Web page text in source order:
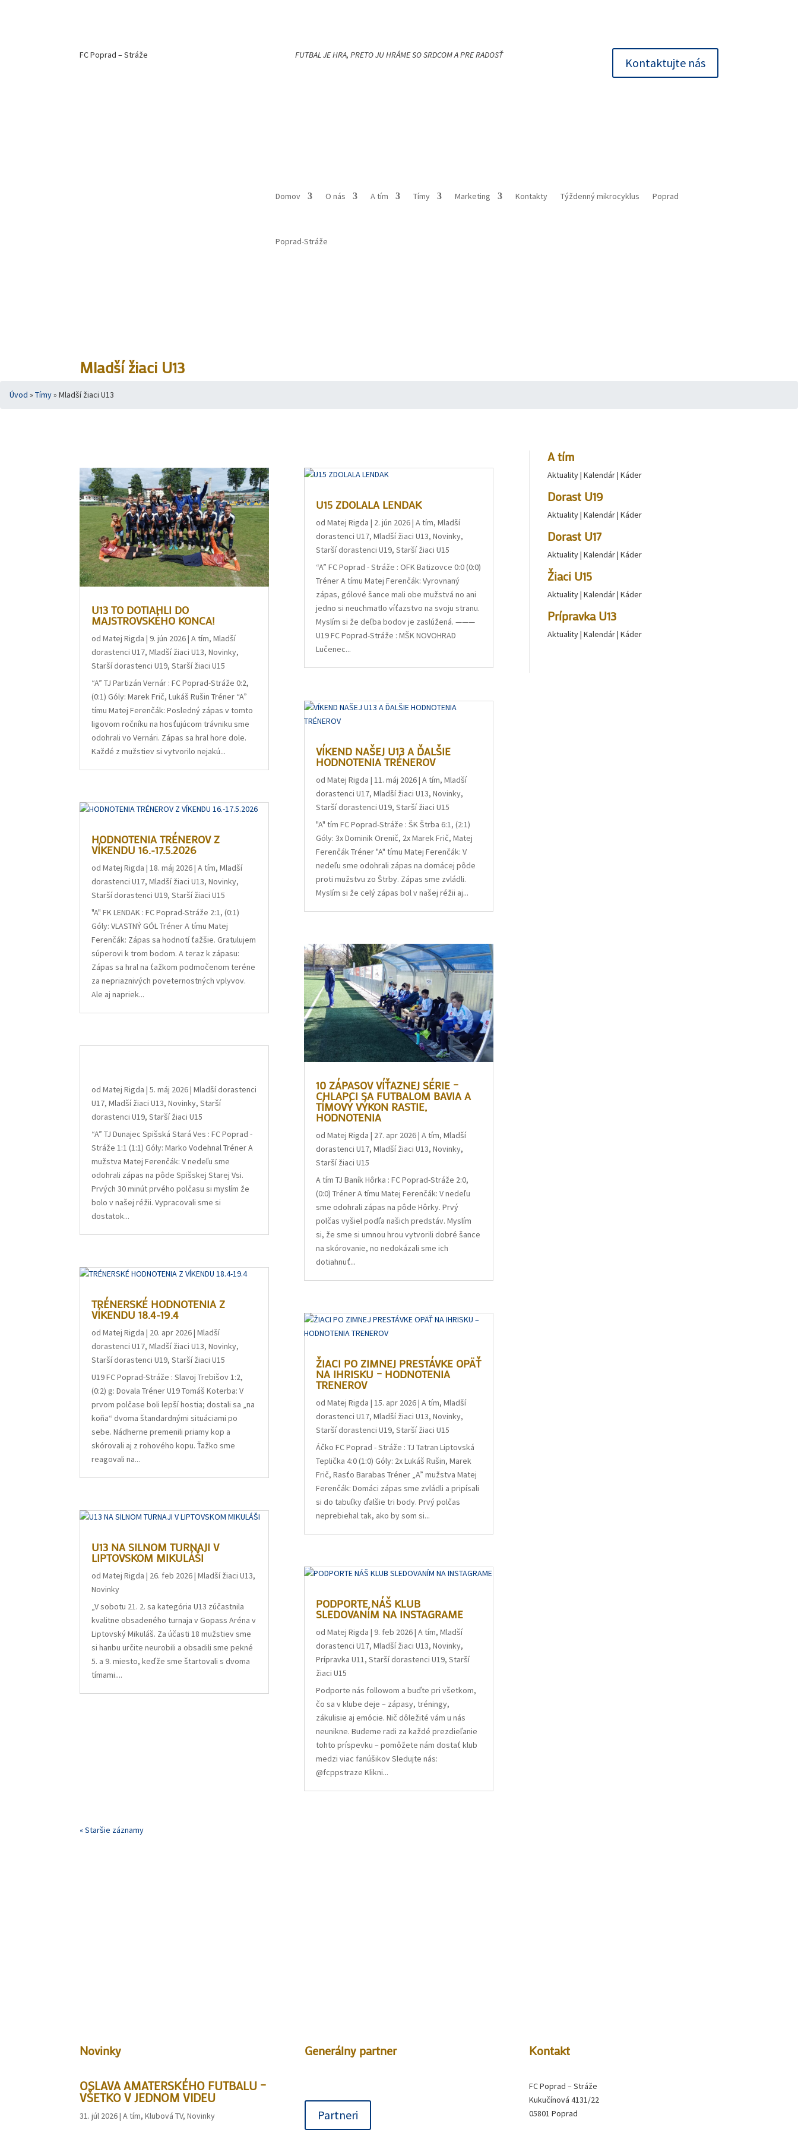
FC Poprad – Stráže FUTBAL JE HRA, PRETO JU HRÁME SO SRDCOM A PRE RADOSŤ
Kontaktujte nás
Domov O nás A tím Tímy Marketing Kontakty Týždenný mikrocyklus Poprad
Poprad-Stráže
Mladší žiaci U13
Úvod » Tímy» Mladší žiaci U13
U13 TO DOTIAHLI DO
MAJSTROVSKÉHO KONCA!
odMatej Rigda | 9. jún 2026|A tím,Mladší
dorastenci U17,Mladší žiaci U13,Novinky,
Starší dorastenci U19,Starší žiaci U15
“A” TJ Partizán Vernár : FC Poprad-Stráže 0:2,
(0:1) Góly: Marek Frič, Lukáš Rušin Tréner “A”
tímu Matej Ferenčák: Posledný zápas v tomto
ligovom ročníku na hosťujúcom trávniku sme
odohrali vo Vernári. Zápas sa hral hore dole.
Každé z mužstiev si vytvorilo nejakú...
HODNOTENIA TRÉNEROV Z
VÍKENDU 16.-17.5.2026
odMatej Rigda |18. máj 2026|A tím,Mladší
dorastenci U17,Mladší žiaci U13,Novinky,
Starší dorastenci U19,Starší žiaci U15
"A" FK LENDAK : FC Poprad-Stráže 2:1, (0:1)
Góly: VLASTNÝ GÓL Tréner A tímu Matej
Ferenčák: Zápas sa hodnotí ťažšie. Gratulujem
súperovi k trom bodom. A teraz k zápasu:
Zápas sa hral na ťažkom podmočenom teréne
za nepriaznivých poveternostných vplyvov.
Ale aj napriek...
odMatej Rigda |5. máj 2026|Mladší dorastenci
U17,Mladší žiaci U13,Novinky,Starší
dorastenci U19,Starší žiaci U15
“A” TJ Dunajec Spišská Stará Ves : FC Poprad -
Stráže 1:1 (1:1) Góly: Marko Vodehnal Tréner A
mužstva Matej Ferenčák: V nedeľu sme
odohrali zápas na pôde Spišskej Starej Vsi.
Prvých 30 minút prvého polčasu si myslím že
bolo v našej réžii. Vypracovali sme si
dostatok...
TRÉNERSKÉ HODNOTENIA Z
VÍKENDU 18.4-19.4
odMatej Rigda | 20. apr 2026|Mladší
dorastenci U17,Mladší žiaci U13,Novinky,
Starší dorastenci U19,Starší žiaci U15
U19 FC Poprad-Stráže : Slavoj Trebišov 1:2,
(0:2) g: Dovala Tréner U19 Tomáš Koterba: V
prvom polčase boli lepší hostia; dostali sa „na
koňa“ dvoma štandardnými situáciami po
sebe. Nádherne premenili priamy kop a
skórovali aj z rohového kopu. Ťažko sme
reagovali na...
U13 NA SILNOM TURNAJI V
LIPTOVSKOM MIKULÁŠI
odMatej Rigda | 26. feb 2026|Mladší žiaci U13,
Novinky
„V sobotu 21. 2. sa kategória U13 zúčastnila
kvalitne obsadeného turnaja v Gopass Aréna v
Liptovský Mikuláš. Za účasti 18 mužstiev sme
si hanbu určite neurobili a obsadili sme pekné
5. a 9. miesto, keďže sme štartovali s dvoma
tímami....
U15 ZDOLALA LENDAK
odMatej Rigda | 2. jún 2026|A tím,Mladší
dorastenci U17,Mladší žiaci U13,Novinky,
Starší dorastenci U19,Starší žiaci U15
“A” FC Poprad - Stráže : OFK Batizovce 0:0 (0:0)
Tréner A tímu Matej Ferenčák: Vyrovnaný
zápas, gólové šance mali obe mužstvá no ani
jedno si neuchmatlo víťazstvo na svoju stranu.
Myslím si že deľba bodov je zaslúžená. ———
U19 FC Poprad-Stráže : MŠK NOVOHRAD
Lučenec...
VÍKEND NAŠEJ U13 A ĎALŠIE
HODNOTENIA TRÉNEROV
odMatej Rigda | 11. máj 2026|A tím,Mladší
dorastenci U17,Mladší žiaci U13,Novinky,
Starší dorastenci U19,Starší žiaci U15
"A" tím FC Poprad-Stráže : ŠK Štrba 6:1, (2:1)
Góly: 3x Dominik Orenič, 2x Marek Frič, Matej
Ferenčák Tréner "A" tímu Matej Ferenčák: V
nedeľu sme odohrali zápas na domácej pôde
proti mužstvu zo Štrby. Zápas sme zvládli.
Myslím si že celý zápas bol v našej réžii aj...
10 ZÁPASOV VÍŤAZNEJ SÉRIE –
CHLAPCI SA FUTBALOM BAVIA A
TÍMOVÝ VÝKON RASTIE,
HODNOTENIA
odMatej Rigda | 27. apr 2026|A tím,Mladší
dorastenci U17,Mladší žiaci U13,Novinky,
Starší žiaci U15
A tím TJ Baník Hôrka : FC Poprad-Stráže 2:0,
(0:0) Tréner A tímu Matej Ferenčák: V nedeľu
sme odohrali zápas na pôde Hôrky. Prvý
polčas vyšiel podľa našich predstáv. Myslím
si, že sme si umnou hrou vytvorili dobré šance
na skórovanie, no nedokázali sme ich
dotiahnuť...
ŽIACI PO ZIMNEJ PRESTÁVKE OPÄŤ
NA IHRISKU – HODNOTENIA
TRENEROV
odMatej Rigda |15. apr 2026|A tím,Mladší
dorastenci U17,Mladší žiaci U13,Novinky,
Starší dorastenci U19,Starší žiaci U15
Áčko FC Poprad - Stráže : TJ Tatran Liptovská
Teplička 4:0 (1:0) Góly: 2x Lukáš Rušin, Marek
Frič, Rasťo Barabas Tréner „A” mužstva Matej
Ferenčák: Domáci zápas sme zvládli a pripísali
si do tabuľky ďalšie tri body. Prvý polčas
neprebiehal tak, ako by som si...
PODPORTE NÁŠ KLUB
SLEDOVANÍM NA INSTAGRAME
odMatej Rigda | 9. feb 2026|A tím,Mladší
dorastenci U17,Mladší žiaci U13,Novinky,
Prípravka U11,Starší dorastenci U19,Starší
žiaci U15
Podporte nás followom a buďte pri všetkom,
čo sa v klube deje – zápasy, tréningy,
zákulisie aj emócie. Nič dôležité vám u nás
neunikne. Budeme radi za každé prezdieľanie
tohto príspevku – pomôžete nám dostať klub
medzi viac fanúšikov Sledujte nás:
@fcppstraze Klikni...
« Staršie záznamy
A tím
Aktuality| Kalendár| Káder
Dorast U19
Aktuality| Kalendár| Káder
Dorast U17
Aktuality| Kalendár| Káder
Žiaci U15
Aktuality| Kalendár| Káder
Prípravka U13
Aktuality| Kalendár| Káder
Novinky
OSLAVA AMATERSKÉHO FUTBALU –
VŠETKO V JEDNOM VIDEU
31. júl 2026|A tím,Klubová TV,Novinky
Generálny partner
Partneri
Kontakt
FC Poprad – Stráže
Kukučínová 4131/22
05801 Poprad